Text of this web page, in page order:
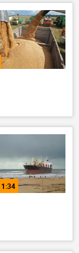
1:34